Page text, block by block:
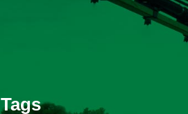
Tags